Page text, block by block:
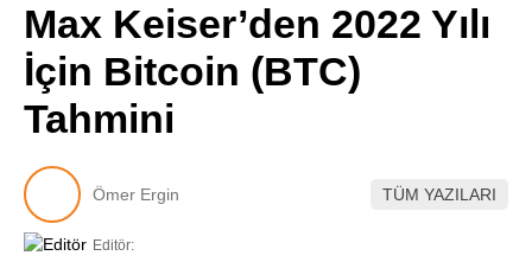
Youtube
TikTok
Max Keiser’den 2022 Yılı
İçin Bitcoin (BTC)
Tahmini
Ömer Ergin TÜM YAZILARI
Editör: